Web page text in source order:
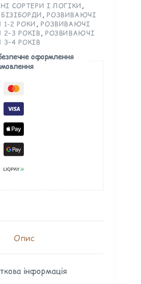
СОРТЕРИ І ЛОГІКИ ,
,РОЗВИВАЮЧІ
2 РОКИ ,РОЗВИВАЮЧІ
РОКІВ, РОЗВИВАЮЧІ
РОКІВ
оформлення
Опис
інформація